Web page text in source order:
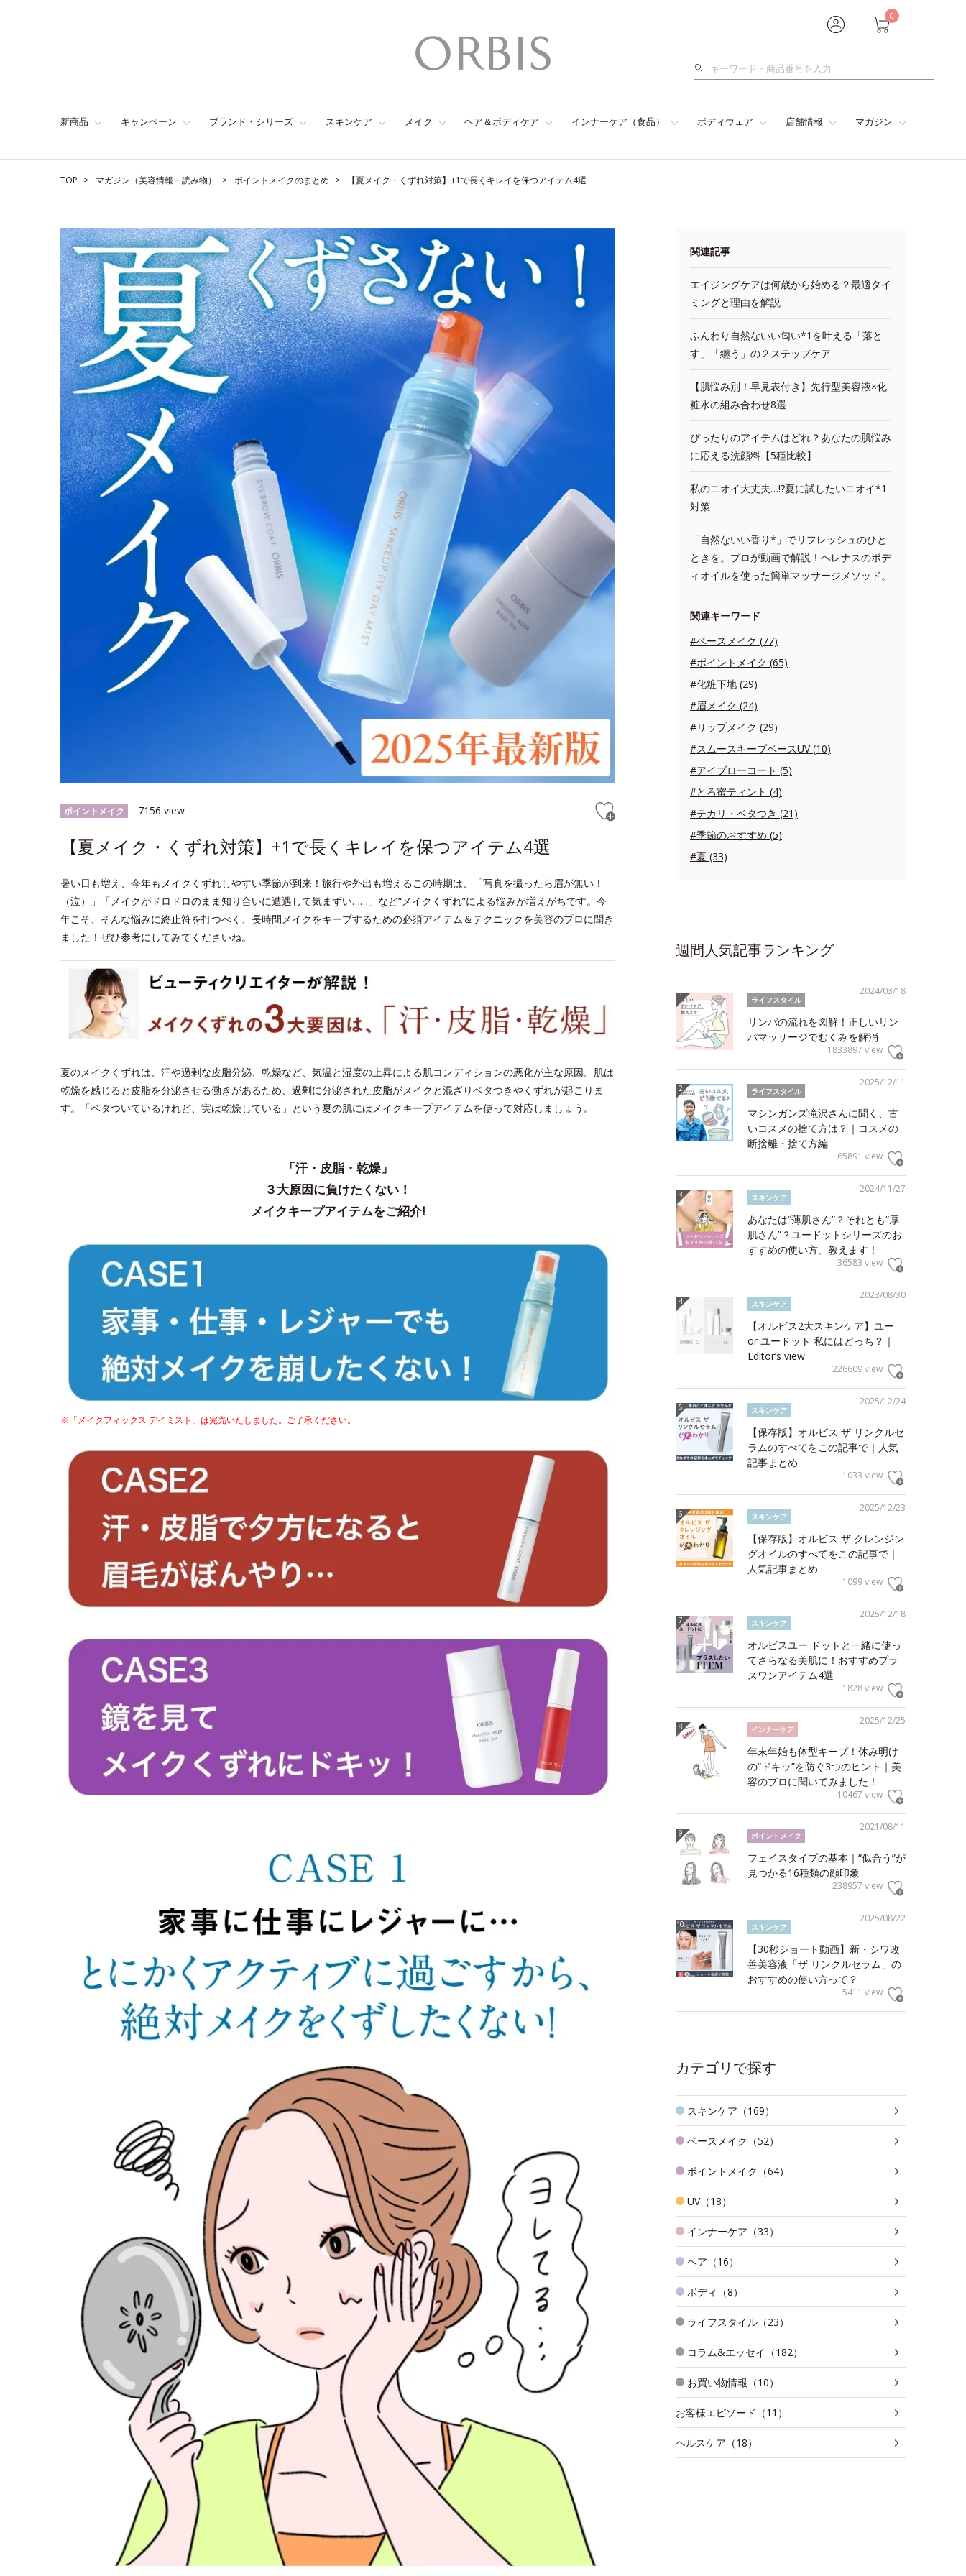
0
検
新商品 キャンペーン ブランド・シリーズ スキンケア メイク ヘア＆ボディケア インナーケア（食品） ボディウェア 店舗情報 マガジン
TOP マガジン（美容情報・読み物） ポイントメイクのまとめ 【夏メイク・くずれ対策】+1で長くキレイを保つアイテム4選
ポイントメイク 7156 view
【夏メイク・くずれ対策】+1で長くキレイを保つアイテム4選
暑い日も増え、今年もメイクくずれしやすい季節が到来！旅行や外出も増えるこの時期は、「写真を撮ったら眉が無い！
（泣）」「メイクがドロドロのまま知り合いに遭遇して気まずい……」など“メイクくずれ”による悩みが増えがちです。今
年こそ、そんな悩みに終止符を打つべく、長時間メイクをキープするための必須アイテム＆テクニックを美容のプロに聞き
ました！ぜひ参考にしてみてくださいね。
夏のメイクくずれは、汗や過剰な皮脂分泌、乾燥など、気温と湿度の上昇による肌コンディションの悪化が主な原因。肌は
乾燥を感じると皮脂を分泌させる働きがあるため、過剰に分泌された皮脂がメイクと混ざりベタつきやくずれが起こりま
す。「ベタついているけれど、実は乾燥している」という夏の肌にはメイクキープアイテムを使って対応しましょう。
「汗・皮脂・乾燥」
３大原因に負けたくない！
メイクキープアイテムをご紹介!
※「メイクフィックス デイミスト」は完売いたしました。ご了承ください。
関連記事
エイジングケアは何歳から始める？最適タイ
ミングと理由を解説
ふんわり自然ないい匂い*1を叶える「落と
す」「纏う」の２ステップケア
【肌悩み別！早見表付き】先行型美容液×化
粧水の組み合わせ8選
ぴったりのアイテムはどれ？あなたの肌悩み
に応える洗顔料【5種比較】
私のニオイ大丈夫…!?夏に試したいニオイ*1
対策
「自然ないい香り*」でリフレッシュのひと
ときを。プロが動画で解説！ヘレナスのボデ
ィオイルを使った簡単マッサージメソッド。
関連キーワード
#ベースメイク (77)
#ポイントメイク (65)
#化粧下地 (29)
#眉メイク (24)
#リップメイク (29)
#スムースキープベースUV (10)
#アイブローコート (5)
#とろ蜜ティント (4)
#テカリ・ベタつき (21)
#季節のおすすめ (5)
#夏 (33)
週間人気記事ランキング
2024/03/18
ライフスタイル
リンパの流れを図解！正しいリン
パマッサージでむくみを解消
1833897 view
2025/12/11
ライフスタイル
マシンガンズ滝沢さんに聞く、古
いコスメの捨て方は？｜コスメの
断捨離・捨て方編
65891 view
2024/11/27
スキンケア
あなたは“薄肌さん”？それとも“厚
肌さん”？ユードットシリーズのお
すすめの使い方、教えます！
36583 view
2023/08/30
スキンケア
【オルビス2大スキンケア】ユー
or ユードット 私にはどっち？｜
Editor’s view
226609 view
2025/12/24
スキンケア
【保存版】オルビス ザ リンクルセ
ラムのすべてをこの記事で｜人気
記事まとめ
1033 view
2025/12/23
スキンケア
【保存版】オルビス ザ クレンジン
グオイルのすべてをこの記事で｜
人気記事まとめ
1099 view
2025/12/18
スキンケア
オルビスユー ドットと一緒に使っ
てさらなる美肌に！おすすめプラ
スワンアイテム4選
1828 view
2025/12/25
インナーケア
年末年始も体型キープ！休み明け
の“ドキッ”を防ぐ3つのヒント｜美
容のプロに聞いてみました！
10467 view
2021/08/11
ポイントメイク
フェイスタイプの基本｜“似合う”が
見つかる16種類の顔印象
238957 view
2025/08/22
スキンケア
【30秒ショート動画】新・シワ改
善美容液「ザ リンクルセラム」の
おすすめの使い方って？
5411 view
カテゴリで探す
スキンケア（169）
ベースメイク（52）
ポイントメイク（64）
UV（18）
インナーケア（33）
ヘア（16）
ボディ（8）
ライフスタイル（23）
コラム&エッセイ（182）
お買い物情報（10）
お客様エピソード（11）
ヘルスケア（18）